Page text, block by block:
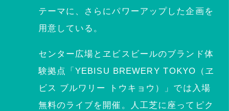
テーマに、さらにパワーアップした企画を
用意している。
センター広場とヱビスビールのブランド体
験拠点「YEBISU BREWERY TOKYO（ヱ
ビス ブルワリー トウキョウ）」では入場
無料のライブを開催。人工芝に座ってピク